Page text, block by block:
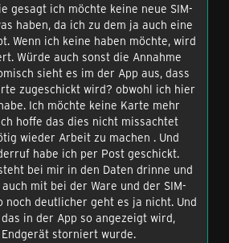
gesagt ich möchte keine neue SIM-
haben, da ich zu dem ja auch eine
Wenn ich keine haben möchte, wird
Würde auch sonst die Annahme
sieht es im der App aus, dass
zugeschickt wird? obwohl ich hier
Ich möchte keine Karte mehr
hoffe das dies nicht missachtet
wieder Arbeit zu machen . Und
habe ich per Post geschickt.
bei mir in den Daten drinne und
mit bei der Ware und der SIM-
noch deutlicher geht es ja nicht. Und
in der App so angezeigt wird,
storniert wurde.